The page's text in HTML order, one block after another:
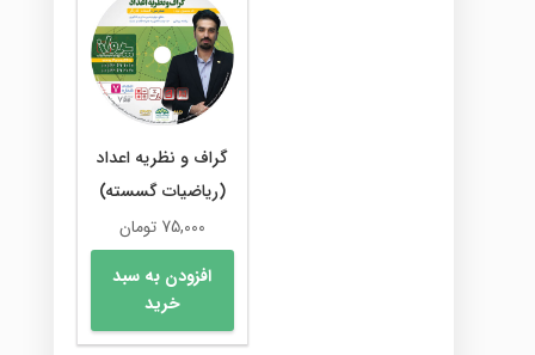
گراف و نظریه اعداد
(ریاضیات گسسته)
75,000 تومان
افزودن به سبد
خرید